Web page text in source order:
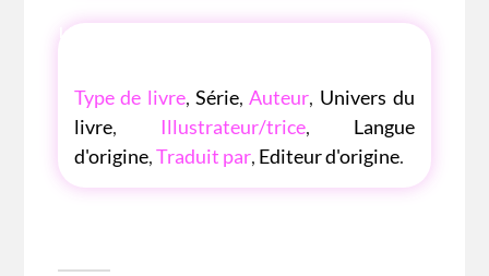
LES P'TITES LISTES DES BIBLIOTHÈQUE
Type de livre, Série, Auteur, Univers du
livre, Illustrateur/trice, Langue
d'origine,Traduit par, Editeur d'origine.